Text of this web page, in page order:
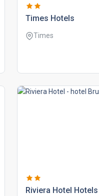
times hotels
Times
riviera hotel hotels